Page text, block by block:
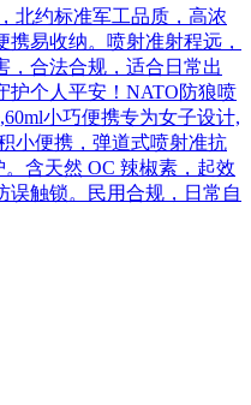
北约标准军工品质，高浓
易收纳。喷射准射程远，
，合法合规，适合日常出
护个人平安！NATO防狼喷
小巧便携专为女子设计,
小便携，弹道式喷射准抗
含天然 OC 辣椒素，起效
误触锁。民用合规，日常自